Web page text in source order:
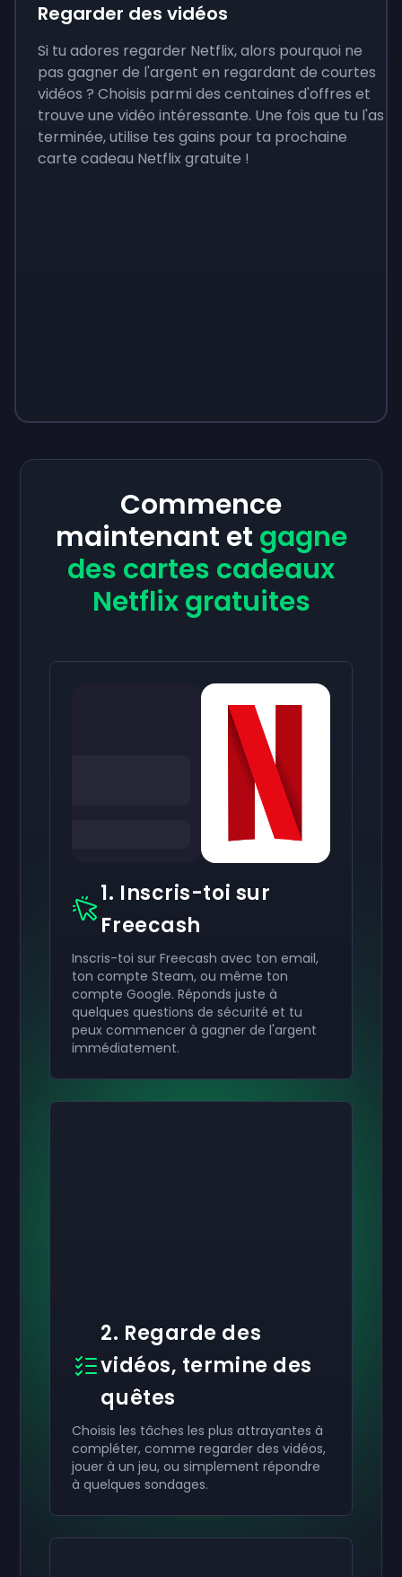
Regarder des vidéos
Si tu adores regarder Netflix, alors pourquoi ne
pas gagner de l'argent en regardant de courtes
vidéos ? Choisis parmi des centaines d'offres et
trouve une vidéo intéressante. Une fois que tu l'as
terminée, utilise tes gains pour ta prochaine
carte cadeau Netflix gratuite !
Commence
maintenant et gagne
des cartes cadeaux
Netflix gratuites
1. Inscris-toi sur
Freecash
Inscris-toi sur Freecash avec ton email,
ton compte Steam, ou même ton
compte Google. Réponds juste à
quelques questions de sécurité et tu
peux commencer à gagner de l'argent
immédiatement.
2. Regarde des
vidéos, termine des
quêtes
Choisis les tâches les plus attrayantes à
compléter, comme regarder des vidéos,
jouer à un jeu, ou simplement répondre
à quelques sondages.